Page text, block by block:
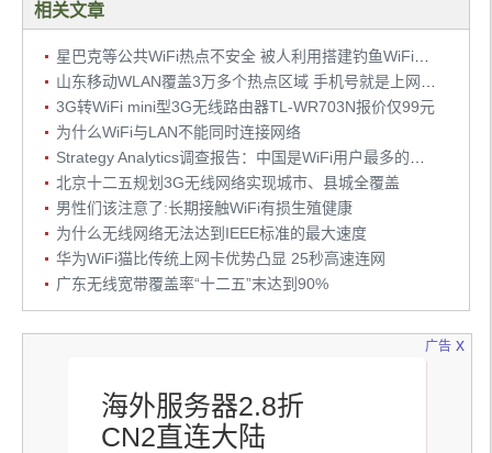
相关文章
3G转WiFi mini型3G无线路由器TL-WR703N报价仅99元
为什么WiFi与LAN不能同时连接网络
北京十二五规划3G无线网络实现城市、县城全覆盖
男性们该注意了:长期接触WiFi有损生殖健康
为什么无线网络无法达到IEEE标准的最大速度
华为WiFi猫比传统上网卡优势凸显 25秒高速连网
广东无线宽带覆盖率“十二五”末达到90%
广告
海外服务器2.8折
CN2直连大陆
x